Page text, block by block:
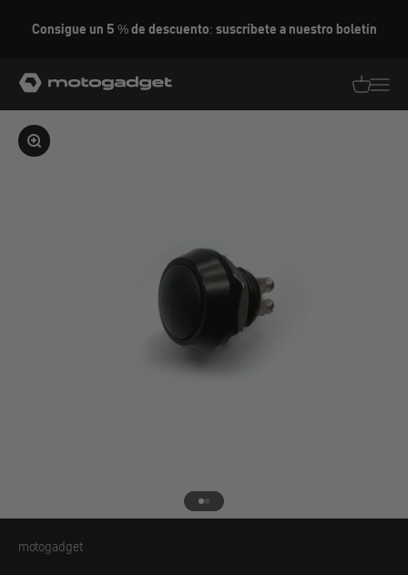
Consigue un 5 % de descuento: suscríbete a nuestro boletín
motogadget GmbH
Ampliar la imagen
Ir al elemento 1
Ir al elemento 2
motogadget